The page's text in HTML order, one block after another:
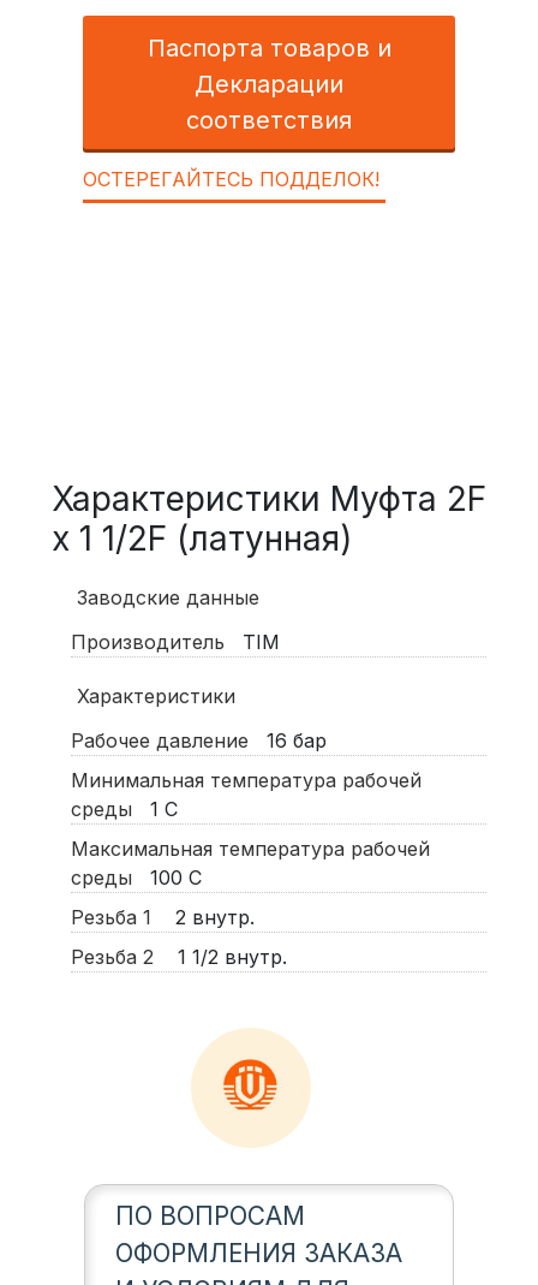
Паспорта товаров и
Декларации
соответствия
ОСТЕРЕГАЙТЕСЬ ПОДДЕЛОК!
Характеристики Муфта 2F
х 1 1/2F (латунная)
Заводские данные
Производитель
TIM
Характеристики
Рабочее давление
16 бар
Минимальная температура рабочей
среды
1 С
Максимальная температура рабочей
среды
100 С
Резьба 1
2 внутр.
Резьба 2
1 1/2 внутр.
ПО ВОПРОСАМ
ОФОРМЛЕНИЯ ЗАКАЗА